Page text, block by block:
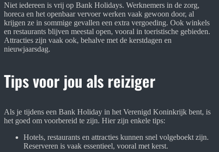
Niet iedereen is vrij op Bank Holidays. Werknemers in de zorg,
horeca en het openbaar vervoer werken vaak gewoon door, al
krijgen ze in sommige gevallen een extra vergoeding. Ook winkels
en restaurants blijven meestal open, vooral in toeristische gebieden.
Attracties zijn vaak ook, behalve met de kerstdagen en
nieuwjaarsdag.
Tips voor jou als reiziger
Als je tijdens een Bank Holiday in het Verenigd Koninkrijk bent, is
het goed om voorbereid te zijn. Hier zijn enkele tips:
Hotels, restaurants en attracties kunnen snel volgeboekt zijn.
Reserveren is vaak essentieel, vooral met kerst.